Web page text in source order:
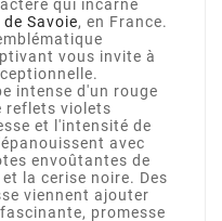
qui incarne
Savoie, en France.
vous invite à
intense d'un rouge
reflets violets
et l'intensité de
avec
envoûtantes de
la cerise noire. Des
viennent ajouter
promesse